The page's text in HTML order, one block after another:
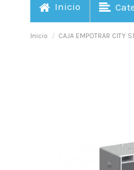
Inicio
Inicio CAJA EMPOTRAR CITY S1